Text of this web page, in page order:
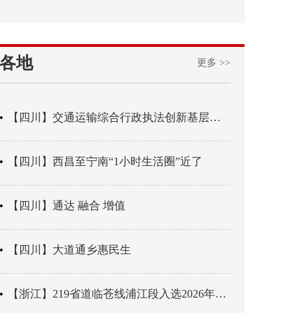
各地 更多 >>
【四川】交通运输综合行政执法创新基层辖区治理“4+3” 新模式
【四川】西昌至宁南“1小时生活圈”近了
【四川】通达 融合 增值
【四川】大道通乡惠民生
【浙江】219省道临苍线浦江段入选2026年度美丽公路项目展示交流活动名单